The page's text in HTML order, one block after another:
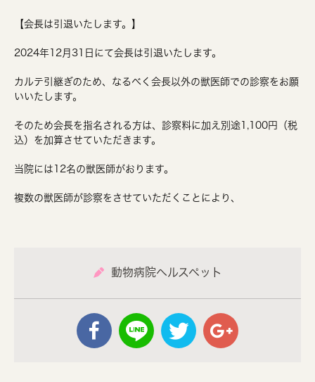
【会長は引退いたします。】
2024年12月31日にて会長は引退いたします。
カルテ引継ぎのため、なるべく会長以外の獣医師での診察をお願
いいたします。
そのため会長を指名される方は、診察料に加え別途1,100円（税
込）を加算させていただきます。
当院には12名の獣医師がおります。
複数の獣医師が診察をさせていただくことにより、
動物病院ヘルスペット